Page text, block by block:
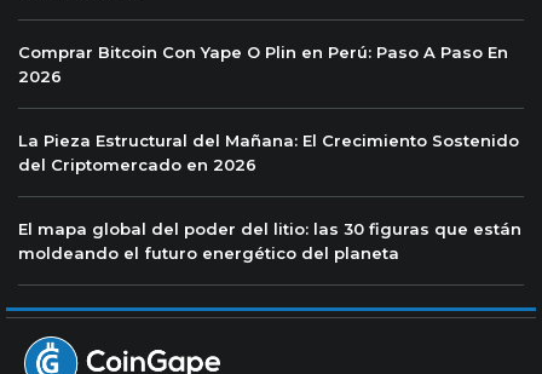
Comprar Bitcoin Con Yape O Plin en Perú: Paso A Paso En
2026
La Pieza Estructural del Mañana: El Crecimiento Sostenido
del Criptomercado en 2026
El mapa global del poder del litio: las 30 figuras que están
moldeando el futuro energético del planeta